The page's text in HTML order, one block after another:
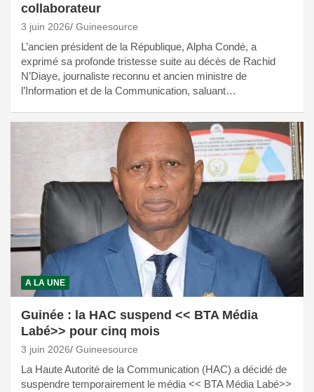
collaborateur
3 juin 2026 Guineesource
L’ancien président de la République, Alpha Condé, a
exprimé sa profonde tristesse suite au décès de Rachid
N’Diaye, journaliste reconnu et ancien ministre de
l’Information et de la Communication, saluant…
A LA UNE
Guinée : la HAC suspend << BTA Média
Labé>> pour cinq mois
3 juin 2026 Guineesource
La Haute Autorité de la Communication (HAC) a décidé de
suspendre temporairement le média << BTA Média Labé>>